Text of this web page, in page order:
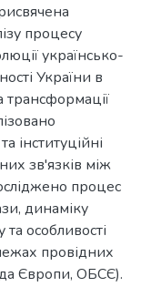
процесу
українсько-
України в
трансформації
інституційні
зв'язків між
процес
динаміку
особливості
провідних
Європи, ОБСЄ).